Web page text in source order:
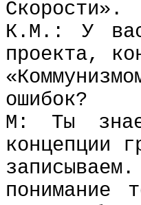
Скорости».
К.М.: У вас
проекта,
ошибок?
М: Ты
концепции
понимание